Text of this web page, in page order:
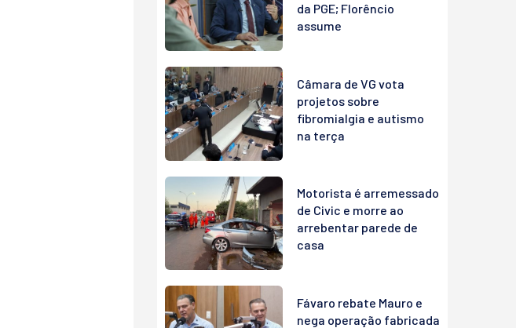
da PGE; Florêncio
assume
Câmara de VG vota
projetos sobre
fibromialgia e autismo
na terça
Motorista é arremessado
de Civic e morre ao
arrebentar parede de
casa
Fávaro rebate Mauro e
nega operação fabricada